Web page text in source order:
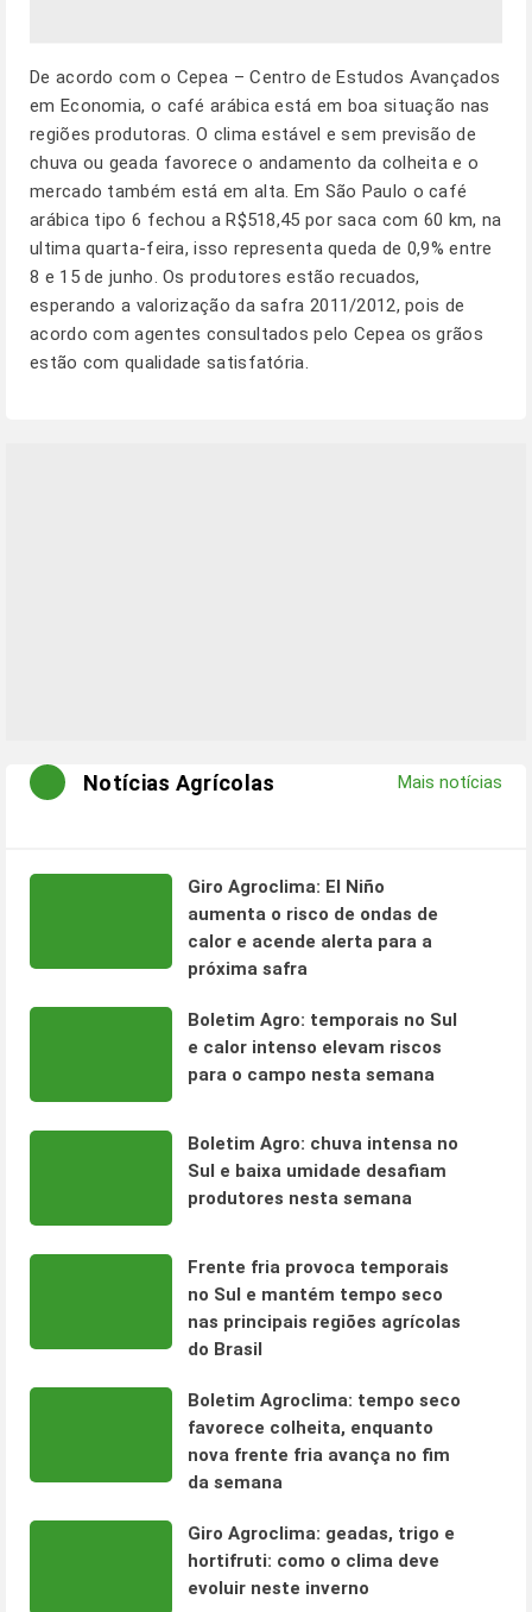
De acordo com o Cepea – Centro de Estudos Avançados
em Economia, o café arábica está em boa situação nas
regiões produtoras. O clima estável e sem previsão de
chuva ou geada favorece o andamento da colheita e o
mercado também está em alta. Em São Paulo o café
arábica tipo 6 fechou a R$518,45 por saca com 60 km, na
ultima quarta-feira, isso representa queda de 0,9% entre
8 e 15 de junho. Os produtores estão recuados,
esperando a valorização da safra 2011/2012, pois de
acordo com agentes consultados pelo Cepea os grãos
estão com qualidade satisfatória.
Notícias Agrícolas Mais notícias
Giro Agroclima: El Niño
aumenta o risco de ondas de
calor e acende alerta para a
próxima safra
Boletim Agro: temporais no Sul
e calor intenso elevam riscos
para o campo nesta semana
Boletim Agro: chuva intensa no
Sul e baixa umidade desafiam
produtores nesta semana
Frente fria provoca temporais
no Sul e mantém tempo seco
nas principais regiões agrícolas
do Brasil
Boletim Agroclima: tempo seco
favorece colheita, enquanto
nova frente fria avança no fim
da semana
Giro Agroclima: geadas, trigo e
hortifruti: como o clima deve
evoluir neste inverno